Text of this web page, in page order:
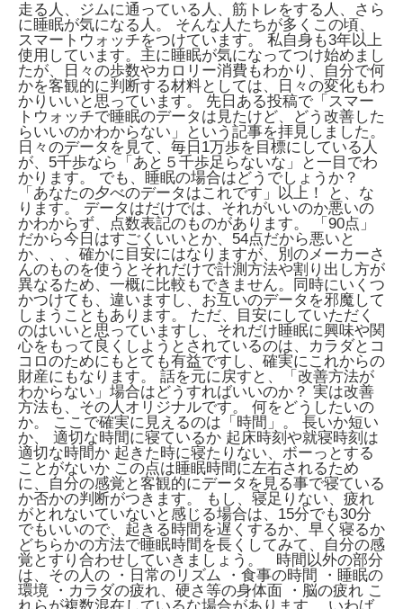
走る人、ジムに通っている人、筋トレをする人、さら
に睡眠が気になる人。 そんな人たちが多くこの頃、
スマートウォッチをつけています。 私自身も3年以上
使用しています。主に睡眠が気になってつけ始めまし
たが、日々の歩数やカロリー消費もわかり、自分で何
かを客観的に判断する材料としては、日々の変化もわ
かりいいと思っています。 先日ある投稿で「スマー
トウォッチで睡眠のデータは見たけど、どう改善した
らいいのかわからない」という記事を拝見しました。
日々のデータを見て、毎日1万歩を目標にしている人
が、5千歩なら「あと５千歩足らないな」と一目でわ
かります。 でも、睡眠の場合はどうでしょうか？
「あなたの夕べのデータはこれです」以上！ と、な
ります。 データはだけでは、それがいいのか悪いの
かわからず、点数表記のものがあります。 「90点」
だから今日はすごくいいとか、54点だから悪いと
か、、、確かに目安にはなりますが、別のメーカーさ
んのものを使うとそれだけで計測方法や割り出し方が
異なるため、一概に比較もできません。同時にいくつ
かつけても、違いますし、お互いのデータを邪魔して
しまうこともあります。 ただ、目安にしていただく
のはいいと思っていますし、それだけ睡眠に興味や関
心をもって良くしようとされているのは、カラダとコ
コロのためにもとても有益ですし、確実にこれからの
財産にもなります。 話を元に戻すと、「改善方法が
わからない」場合はどうすればいいのか？ 実は改善
方法も、その人オリジナルです。 何をどうしたいの
か。 ここで確実に見えるのは「時間」。 長いか短い
か、 適切な時間に寝ているか 起床時刻や就寝時刻は
適切な時間か 起きた時に寝たりない、ボーっとする
ことがないか この点は睡眠時間に左右されるため
に、自分の感覚と客観的にデータを見る事で寝ている
か否かの判断がつきます。 もし、寝足りない、疲れ
がとれないていないと感じる場合は、15分でも30分
でもいいので、起きる時間を遅くするか、早く寝るか
どちらかの方法で睡眠時間を長くしてみて、自分の感
覚とすり合わせしていきましょう。 時間以外の部分
は、その人の ・日常のリズム ・食事の時間 ・睡眠の
環境 ・カラダの疲れ、硬さ等の身体面 ・脳の疲れ こ